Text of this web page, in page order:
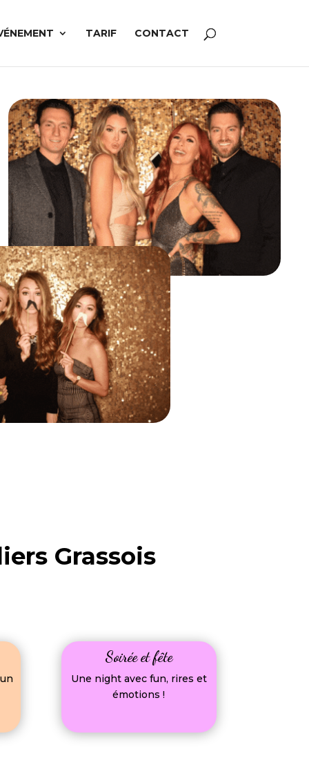
TARIF CONTACT
Grassois
Soirée et fête
Une night avec fun, rires et
émotions !